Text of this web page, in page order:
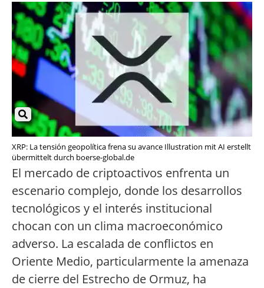
XRP: La tensión geopolítica frena su avance Illustration mit AI erstellt
übermittelt durch boerse-global.de
El mercado de criptoactivos enfrenta un
escenario complejo, donde los desarrollos
tecnológicos y el interés institucional
chocan con un clima macroeconómico
adverso. La escalada de conflictos en
Oriente Medio, particularmente la amenaza
de cierre del Estrecho de Ormuz, ha